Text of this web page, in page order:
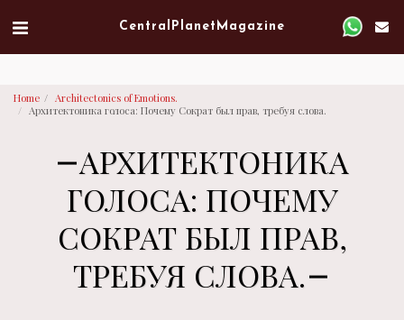
Central Planet Magazine
Home
Architectonics of Emotions.
Архитектоника голоса: Почему Сократ был прав, требуя слова.
АРХИТЕКТОНИКА
ГОЛОСА: ПОЧЕМУ
СОКРАТ БЫЛ ПРАВ,
ТРЕБУЯ СЛОВА.